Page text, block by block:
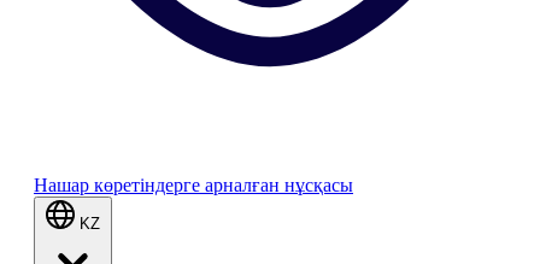
Нашар көретіндерге арналған нұсқасы
KZ